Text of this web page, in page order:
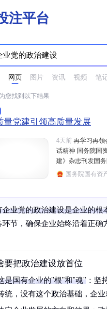
注平台
网页 图片 资讯 视频 笔
限 所有网页和文件 站点内检索
您找到以下结果
量党建引领高质量发展
4天前 再学习再领
话精神 国务院国
建》杂志刊发国
高质量发展 《机
国务院国有资
企业党的政治建设是企业的根
环节，确保企业始终沿着正确
要把政治建设放首位
是国有企业的"根"和"魂" ：坚
统，没有这个政治基础，企业